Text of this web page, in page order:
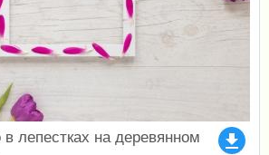
file_download
лепестках на деревянном